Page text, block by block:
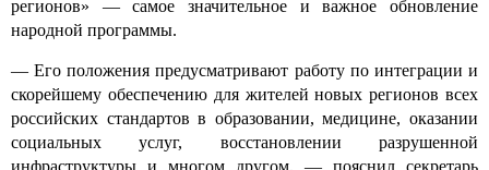
регионов» — самое значительное и важное обновление
народной программы.
— Его положения предусматривают работу по интеграции и
скорейшему обеспечению для жителей новых регионов всех
российских стандартов в образовании, медицине, оказании
социальных услуг, восстановлении разрушенной
инфраструктуры и многом другом, — пояснил секретарь